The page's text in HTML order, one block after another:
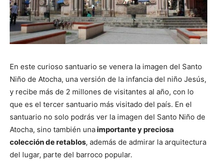
En este curioso santuario se venera la imagen del Santo
Niño de Atocha, una versión de la infancia del niño Jesús,
y recibe más de 2 millones de visitantes al año, con lo
que es el tercer santuario más visitado del país. En el
santuario no solo podrás ver la imagen del Santo Niño de
Atocha, sino también unaimportante y preciosa
colección de retablos, además de admirar la arquitectura
del lugar, parte del barroco popular.